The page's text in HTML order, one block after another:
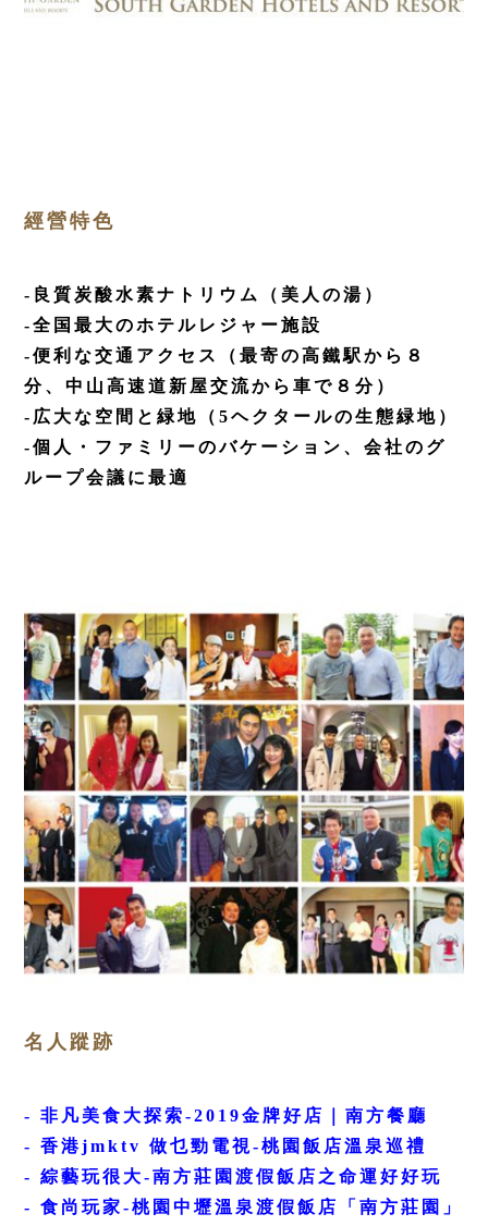
經營特色
-良質炭酸水素ナトリウム（美人の湯）
-全国最大のホテルレジャー施設
-便利な交通アクセス（最寄の高鐵駅から８
分、中山高速道新屋交流から車で８分）
-広大な空間と緑地（5ヘクタールの生態緑地）
-個人・ファミリーのバケーション、会社のグ
ループ会議に最適
名人蹤跡
-非凡美食大探索-2019金牌好店｜南方餐廳
-香港jmktv 做乜勁電視-桃園飯店溫泉巡禮
- 綜藝玩很大-南方莊園渡假飯店之命運好好玩
- 食尚玩家-桃園中壢溫泉渡假飯店「南方莊園」